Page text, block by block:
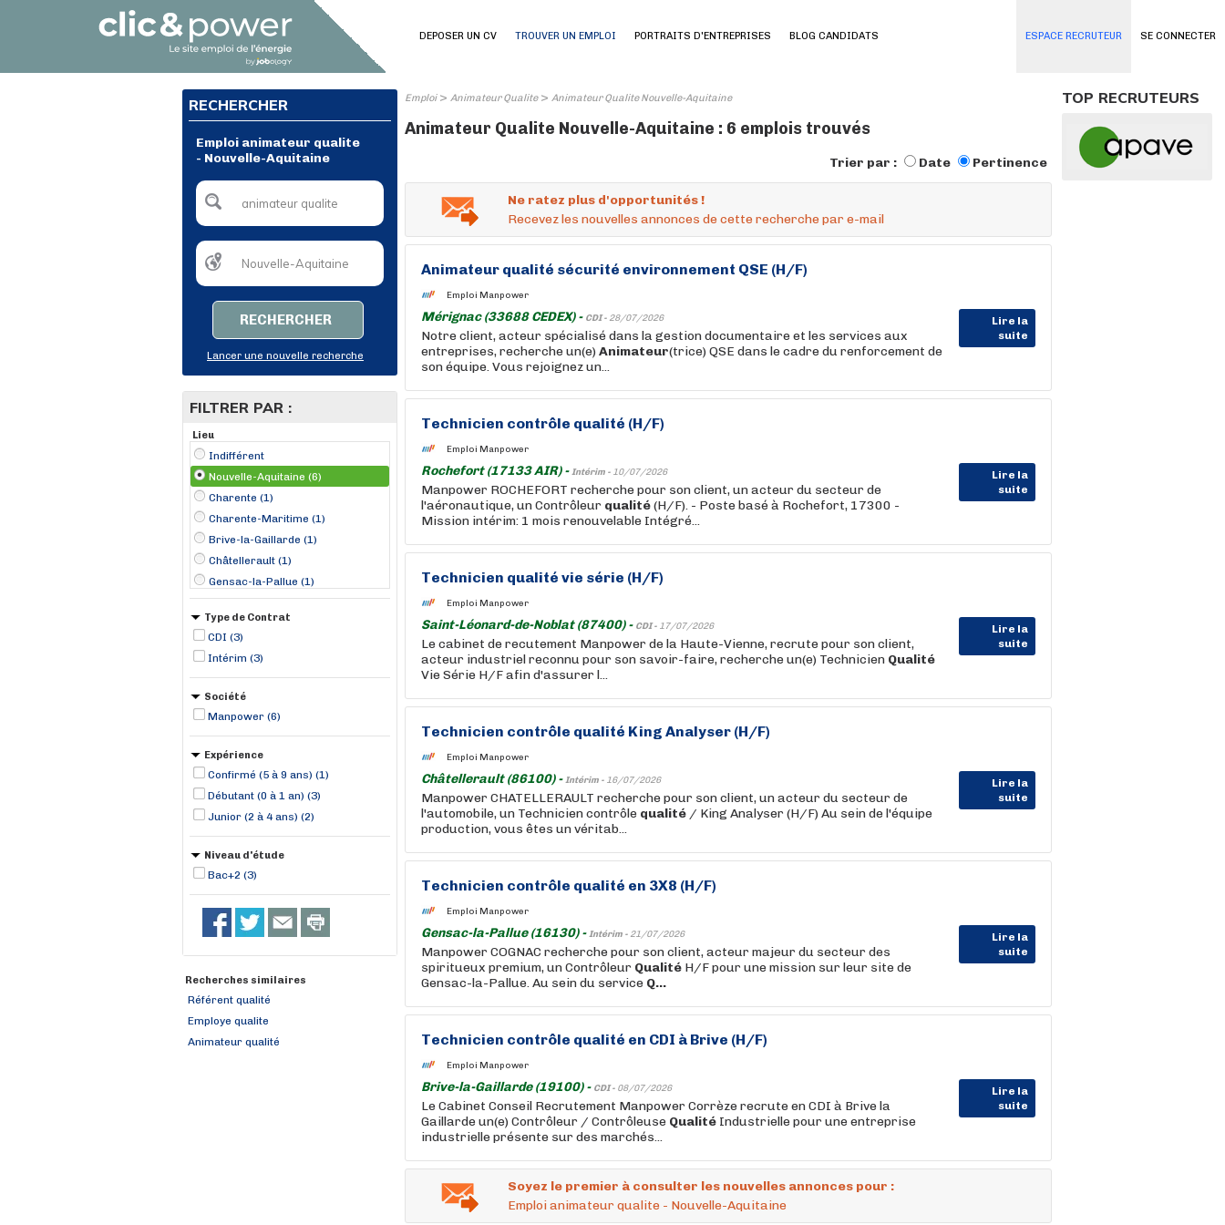
SE CONNECTER
DEPOSER UN CV TROUVER UN EMPLOI PORTRAITS D'ENTREPRISES BLOG CANDIDATS ESPACE RECRUTEUR
RECHERCHER
Emploi animateur qualite
- Nouvelle-Aquitaine
RECHERCHER
Lancer une nouvelle recherche
FILTRER PAR :
Lieu
Indifférent
Nouvelle-Aquitaine (6)
Charente (1)
Charente-Maritime (1)
Brive-la-Gaillarde (1)
Châtellerault (1)
Gensac-la-Pallue (1)
Mérignac (1)
Rochefort (1)
Saint-Léonard-de-Noblat (1)
Type de Contrat
CDI (3)
Intérim (3)
Société
Manpower (6)
Expérience
Confirmé (5 à 9 ans) (1)
Débutant (0 à 1 an) (3)
Junior (2 à 4 ans) (2)
Niveau d'étude
Bac+2 (3)
Recherches similaires
Référent qualité
Employe qualite
Animateur qualité
Emploi> Animateur Qualite> Animateur Qualite Nouvelle-Aquitaine
Animateur Qualite Nouvelle-Aquitaine : 6 emplois trouvés
Trier par : Date Pertinence
Ne ratez plus d'opportunités !
Recevez les nouvelles annonces de cette recherche par e-mail
Animateur qualité sécurité environnement QSE (H/F)
Emploi Manpower
Mérignac (33688 CEDEX) - CDI - 28/07/2026
Lire la
suite
Notre client, acteur spécialisé dans la gestion documentaire et les services aux
entreprises, recherche un(e) Animateur(trice) QSE dans le cadre du renforcement de
son équipe. Vous rejoignez un...
Technicien contrôle qualité (H/F)
Emploi Manpower
Rochefort (17133 AIR) -Intérim - 10/07/2026
Lire la
suite
Manpower ROCHEFORT recherche pour son client, un acteur du secteur de
l'aéronautique, un Contrôleur qualité(H/F). - Poste basé à Rochefort, 17300 -
Mission intérim: 1 mois renouvelable Intégré...
Technicien qualité vie série (H/F)
Emploi Manpower
Saint-Léonard-de-Noblat (87400) - CDI - 17/07/2026
Lire la
suite
Le cabinet de recutement Manpower de la Haute-Vienne, recrute pour son client,
acteur industriel reconnu pour son savoir-faire, recherche un(e) Technicien Qualité
Vie Série H/F afin d'assurer l...
Technicien contrôle qualité King Analyser (H/F)
Emploi Manpower
Châtellerault (86100) -Intérim - 16/07/2026
Lire la
suite
Manpower CHATELLERAULT recherche pour son client, un acteur du secteur de
l'automobile, un Technicien contrôle qualité / King Analyser (H/F) Au sein de l'équipe
production, vous êtes un véritab...
Technicien contrôle qualité en 3X8 (H/F)
Emploi Manpower
Gensac-la-Pallue (16130) -Intérim - 21/07/2026
Lire la
suite
Manpower COGNAC recherche pour son client, acteur majeur du secteur des
spiritueux premium, un Contrôleur Qualité H/F pour une mission sur leur site de
Gensac-la-Pallue. Au sein du service Q...
Technicien contrôle qualité en CDI à Brive (H/F)
Emploi Manpower
Brive-la-Gaillarde (19100) - CDI - 08/07/2026
Lire la
suite
Le Cabinet Conseil Recrutement Manpower Corrèze recrute en CDI à Brive la
Gaillarde un(e) Contrôleur / Contrôleuse Qualité Industrielle pour une entreprise
industrielle présente sur des marchés...
Soyez le premier à consulter les nouvelles annonces pour :
Emploi animateur qualite - Nouvelle-Aquitaine
TOP RECRUTEURS